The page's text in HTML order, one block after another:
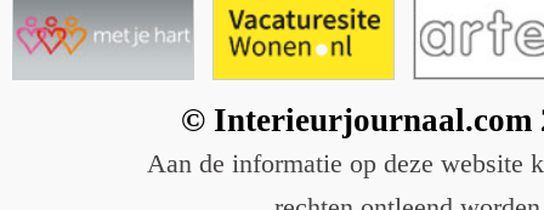
© Interieurjournaal.com
Aan de informatie op deze website